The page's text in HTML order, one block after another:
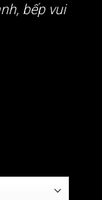
bếp vui